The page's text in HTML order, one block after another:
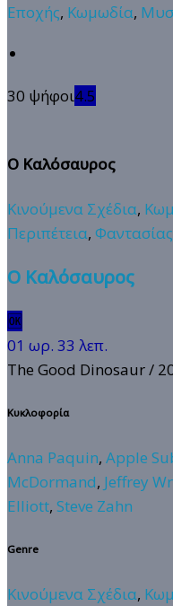
Εποχής, Κωμωδία,
30 ψήφοι4.5
Ο Καλόσαυρος
Κινούμενα Σχέδια,
Περιπέτεια, Φαντασίας
Ο Καλόσαυρος
🆗
01 ωρ. 33 λεπ.
The Good Dinosaur/
Κυκλοφορία
Anna Paquin, Apple
McDormand, Jeffrey
Elliott, Steve Zahn
Genre
Κινούμενα Σχέδια,